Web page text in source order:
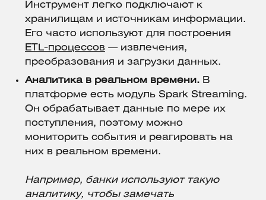
Инструмент легко подключают к
хранилищам и источникам информации.
Его часто используют для построения
ETL-процессов — извлечения,
преобразования и загрузки данных.
Аналитика в реальном времени. В
платформе есть модуль Spark Streaming.
Он обрабатывает данные по мере их
поступления, поэтому можно
мониторить события и реагировать на
них в реальном времени.
Например, банки используют такую
аналитику, чтобы замечать